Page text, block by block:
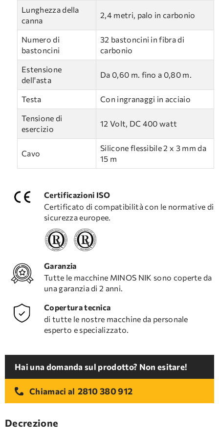
Lunghezza della
canna
2,4 metri, palo in carbonio
Numero di
bastoncini
32 bastoncini in fibra di
carbonio
Estensione
dell'asta
Da 0,60 m. fino a 0,80 m.
Testa Con ingranaggi in acciaio
Tensione di
esercizio
12 Volt, DC 400 watt
Cavo
Silicone flessibile 2 x 3 mm da
15 m
Certificazioni ISO
Certificato di compatibilità con le normative di
sicurezza europee.
Garanzia
Tutte le macchine MINOS NIK sono coperte da
una garanzia di 2 anni.
Copertura tecnica
di tutte le nostre macchine da personale
esperto e specializzato.
Hai una domanda sul prodotto? Non esitare!
Chiamaci al 2810 380 912
Decrezione